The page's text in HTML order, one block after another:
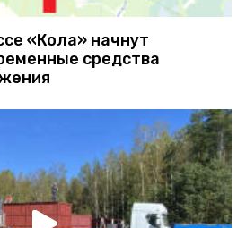
«Кола» начнут
средства